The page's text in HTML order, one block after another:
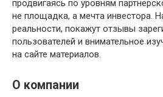
продвигаясь по уровням
не площадка, а мечта инвестора.
реальности, покажут отзывы
пользователей и внимательное
на сайте материалов.
О компании